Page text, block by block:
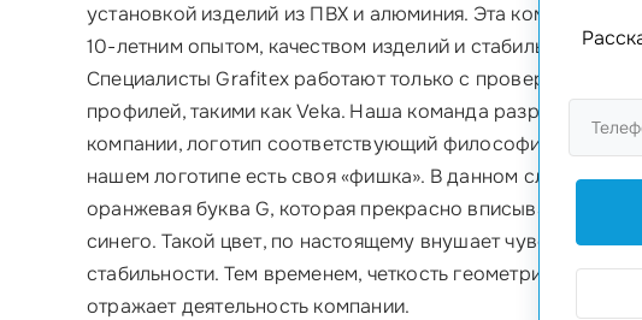
установкой изделий из ПВХ и алюминия. Эта компания
10-летним опытом, качеством изделий и стабильностью
Специалисты Grafitex работают только с проверенными
профилей, такими как Veka. Наша команда разработала
компании, логотип соответствующий философии
нашем логотипе есть своя «фишка». В данном случае —
оранжевая буква G, которая прекрасно вписывается в
синего. Такой цвет, по настоящему внушает чувство
стабильности. Тем временем, четкость геометрических
отражает деятельность компании.